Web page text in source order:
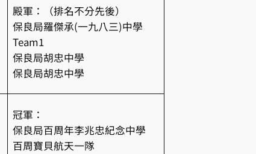
殿軍：（排名不分先後）
保良局羅傑承(一九八三)中學
Team1
保良局胡忠中學
保良局胡忠中學
冠軍：
保良局百周年李兆忠紀念中學
百周寶貝航天一隊